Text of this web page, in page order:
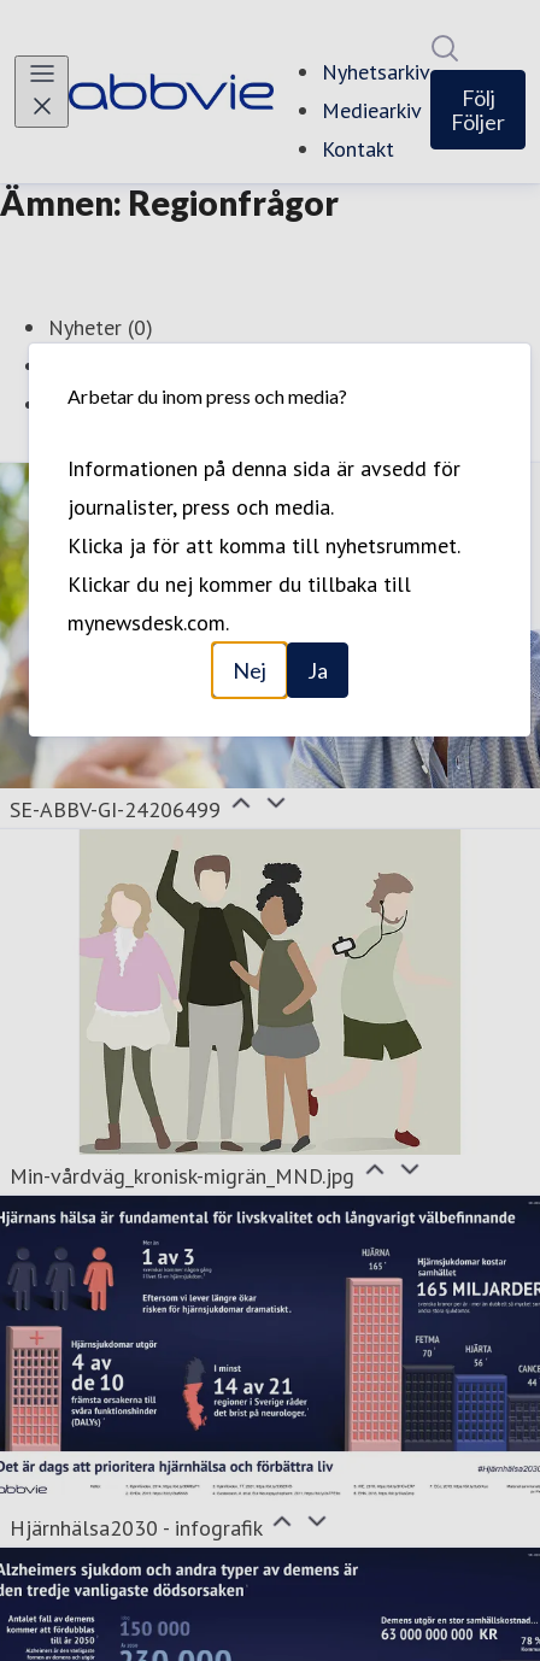
Arbetar du inom press och media?
Informationen på denna sida är avsedd för
journalister, press och media.
Klicka ja för att komma till nyhetsrummet.
Klickar du nej kommer du tillbaka till
mynewsdesk.com.
Nej Ja
Nyhetsarkiv
Mediearkiv
Kontakt
Följ
Följer
Ämnen: Regionfrågor
Nyheter (0)
Event (0)
SE-ABBV-GI-24206499
Min-vårdväg_kronisk-migrän_MND.jpg
Hjärnhälsa2030 - infografik